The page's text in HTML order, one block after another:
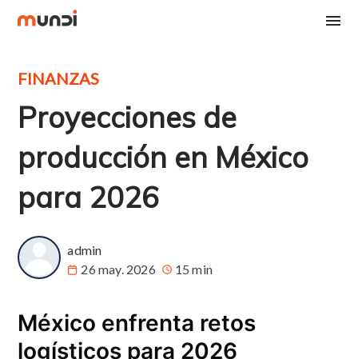
FINANZAS
Proyecciones de
producción en México
para 2026
admin
26 may. 2026
15 min
México enfrenta retos
logísticos para 2026